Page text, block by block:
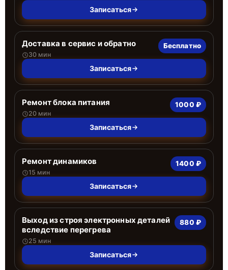
Записаться
Доставка в сервис и обратно
30 мин
Бесплатно
Записаться
Ремонт блока питания
20 мин
1000 ₽
Записаться
Ремонт динамиков
15 мин
1400 ₽
Записаться
Выход из строя электронных деталей
вследствие перегрева
25 мин
880 ₽
Записаться